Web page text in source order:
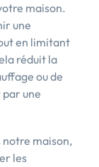
maison.
une
en limitant
réduit la
ou de
une
notre maison,
les